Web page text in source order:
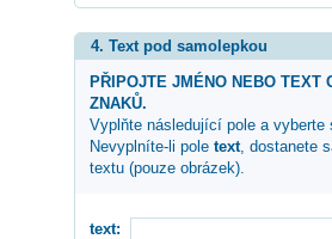
4. Text pod samolepkou
PŘIPOJTE JMÉNO NEBO TEXT
ZNAKŮ.
Vyplňte následující pole a vyberte
Nevyplníte-li pole text, dostanete
textu (pouze obrázek).
text: